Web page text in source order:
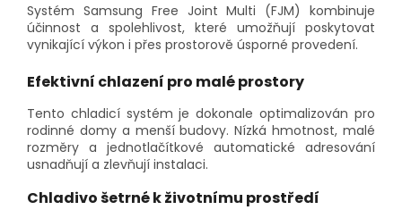
Systém Samsung Free Joint Multi (FJM) kombinuje
účinnost a spolehlivost, které umožňují poskytovat
vynikající výkon i přes prostorově úsporné provedení.
Efektivní chlazení pro malé prostory
Tento chladicí systém je dokonale optimalizován pro
rodinné domy a menší budovy. Nízká hmotnost, malé
rozměry a jednotlačítkové automatické adresování
usnadňují a zlevňují instalaci.
Chladivo šetrné k životnímu prostředí